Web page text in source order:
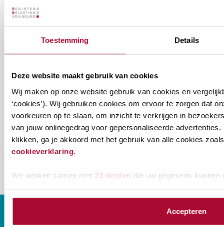
Toestemming Details
Deze website maakt gebruik van cookies
Wij maken op onze website gebruik van cookies en
‘cookies’). Wij gebruiken cookies om ervoor te zorgen dat
voorkeuren op te slaan, om inzicht te verkrijgen in
van jouw onlinegedrag voor gepersonaliseerde advertenties.
klikken, ga je akkoord met het gebruik van alle cookies
cookieverklaring
We werken samen met 23 derden die uw gegevens kunnen
Accepteren
E-mailadres*
naam@bedrijf.nl
nieuwsbrieven
je
willen
ontvangen?